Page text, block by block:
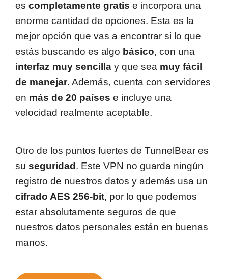
es completamente gratis e incorpora una
enorme cantidad de opciones. Esta es la
mejor opción que vas a encontrar si lo que
estás buscando es algo básico, con una
interfaz muy sencilla y que sea muy fácil
de manejar. Además, cuenta con servidores
en más de 20 países e incluye una
velocidad realmente aceptable.
Otro de los puntos fuertes de TunnelBear es
su seguridad . Este VPN no guarda ningún
registro de nuestros datos y además usa un
cifrado AES 256-bit, por lo que podemos
estar absolutamente seguros de que
nuestros datos personales están en buenas
manos.